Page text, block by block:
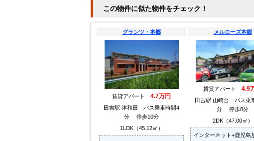
この物件に似た物件をチェック！
グランツ・本郷
賃貸アパート 4.7万円
田吉駅 津和田 バス乗車時間4
分 停歩10分
1LDK（45.12㎡）
メルローズ本郷
賃貸アパート 4.9
田吉駅 山崎台 バス乗
分 停歩8分
2DK（47.00㎡）
インターネット+鹿児島